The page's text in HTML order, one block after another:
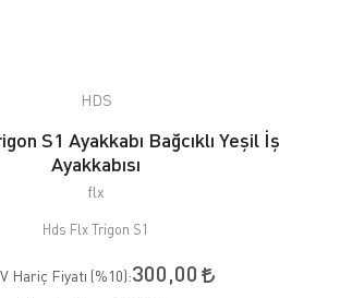
HDS
S1 Ayakkabı Bağcıklı Yeşil İş
Ayakkabısı
flx
Hds Flx Trigon S1
Hariç Fiyatı (%10):300,00